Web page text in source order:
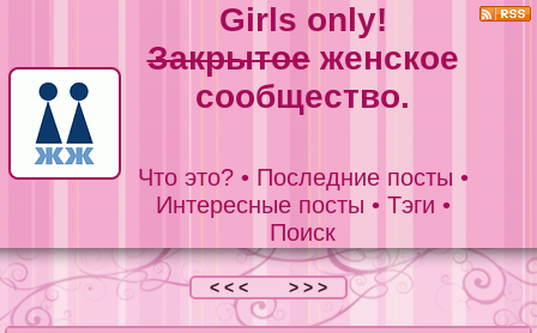
Girls only!
Закрытоеженское
сообщество.
Что это?• Последние посты •
Интересные посты • Тэги •
Поиск
< < < > > >